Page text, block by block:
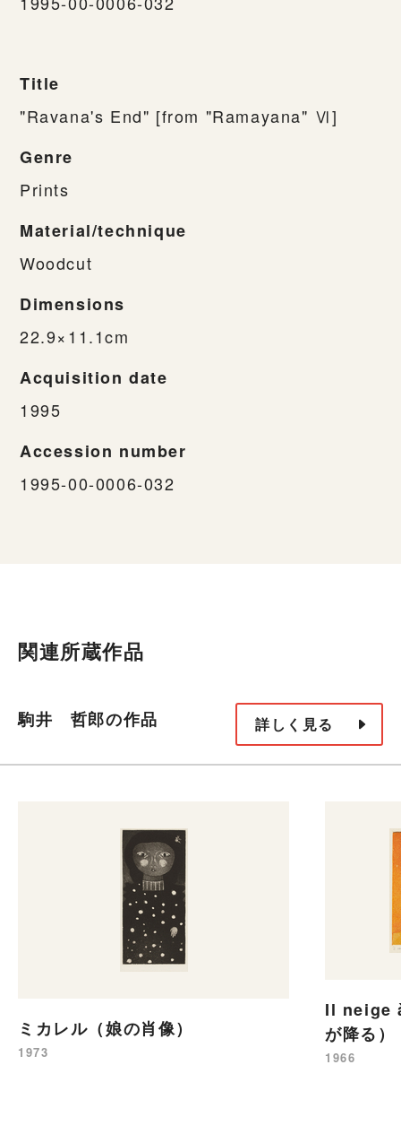
Title
"Ravana's End" [from "Ramayana" Ⅵ]
Genre
Prints
Material/technique
Woodcut
Dimensions
22.9×11.1cm
Acquisition date
1995
Accession number
1995-00-0006-032
関連所蔵作品
駒井 哲郎の作品 詳しく見る
ミカレル（娘の肖像）
1973
Il neige
が降る）
1966